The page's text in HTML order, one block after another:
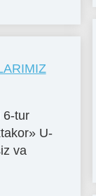
6-tur
U-
va